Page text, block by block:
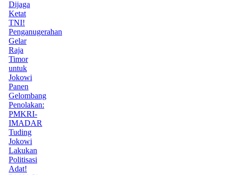
Dijaga
Ketat
TNI!
Penganugerahan
Gelar
Raja
Timor
untuk
Jokowi
Panen
Gelombang
Penolakan:
PMKRI-
IMADAR
Tuding
Jokowi
Lakukan
Politisasi
Adat!